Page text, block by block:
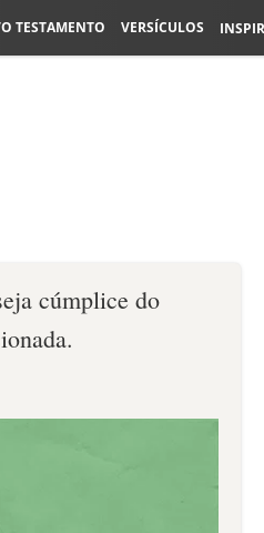
TESTAMENTO VERSÍCULOS
cúmplice do